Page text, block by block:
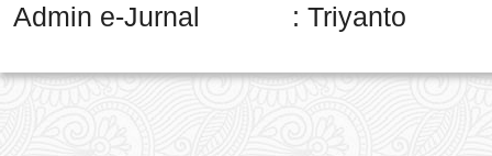
Admin e-Jurnal : Triyanto